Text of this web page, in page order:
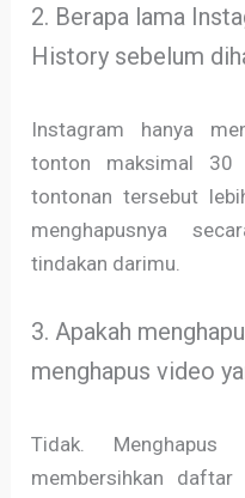
2. Berapa lama
History sebelum
Instagram hanya
tonton maksimal 30
tontonan tersebut
menghapusnya
tindakan darimu.
3. Apakah
menghapus video
Tidak.
membersihkan